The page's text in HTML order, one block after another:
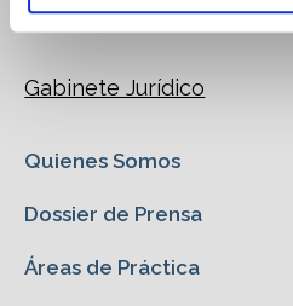
Gabinete Jurídico
Quienes Somos
Dossier de Prensa
Áreas de Práctica